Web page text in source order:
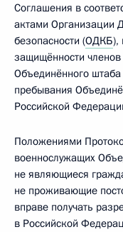
Соглашения в
актами Организации
безопасности (ОДКБ),
защищённости
Объединённого
пребывания
Российской
Положениями
военнослужащих
не являющиеся
не проживающие
вправе получать
в Российской